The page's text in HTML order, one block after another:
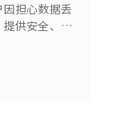
担心数据丢
供安全、简